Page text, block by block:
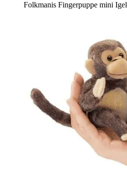
Folkmanis Fingerpuppe mini Igel